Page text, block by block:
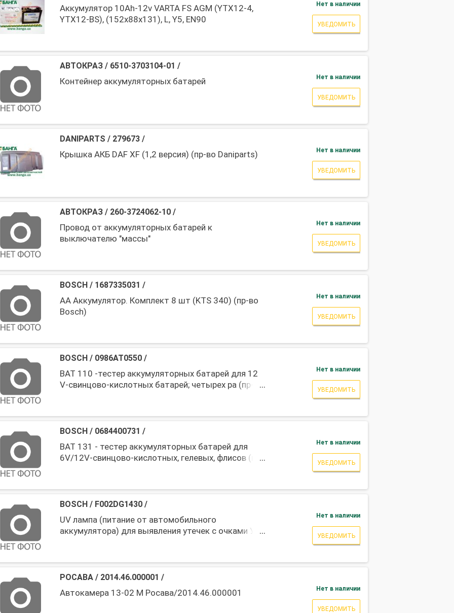
Аккумулятор 10Ah-12v VARTA FS AGM (YTX12-4,
YTX12-BS), (152x88x131), L, Y5, EN90
Нет в наличии
УВЕДОМИТЬ
АВТОКРАЗ/ 6510-3703104-01 /
Контейнер аккумуляторных батарей Нет в наличии
УВЕДОМИТЬ
DANIPARTS / 279673/
Крышка АКБ DAF XF (1,2 версия) (пр-во Daniparts) Нет в наличии
УВЕДОМИТЬ
АВТОКРАЗ/ 260-3724062-10/
Провод от аккумуляторных батарей к
выключателю "массы"
Нет в наличии
УВЕДОМИТЬ
BOSCH/ 1687335031 /
AA Аккумулятор. Комплект 8 шт (KTS 340) (пр-во
Bosch)
Нет в наличии
УВЕДОМИТЬ
BOSCH/ 0986AT0550/
BAT 110 -тестер аккумуляторных батарей для 12
V-свинцово-кислотных батарей; четырех ра (пр-во
Нет в наличии
УВЕДОМИТЬ
BOSCH/ 0684400731 /
BAT 131 - тестер аккумуляторных батарей для
6V/12V-свинцово-кислотных, гелевых, флисов (пр-
Нет в наличии
УВЕДОМИТЬ
BOSCH/ F002DG1430/
UV лампа (питание от автомобильного
аккумулятора) для выявления утечек с очками УФ
Нет в наличии
УВЕДОМИТЬ
РОСАВА/ 2014.46.000001 /
Автокамера 13-02 М Росава/2014.46.000001 Нет в наличии
УВЕДОМИТЬ